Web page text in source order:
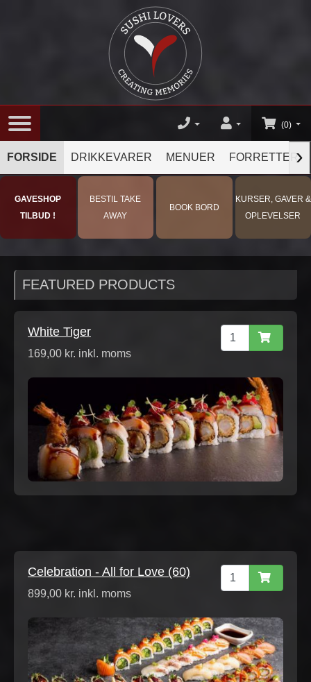
(0)
FORSIDE DRIKKEVARER MENUER FORRETTER›
GAVESHOP
TILBUD !
BESTIL TAKE
AWAY
BOOK BORD
KURSER, GAVER &
OPLEVELSER
FEATURED PRODUCTS
White Tiger
169,00 kr. inkl. moms
Celebration - All for Love (60)
899,00 kr. inkl. moms